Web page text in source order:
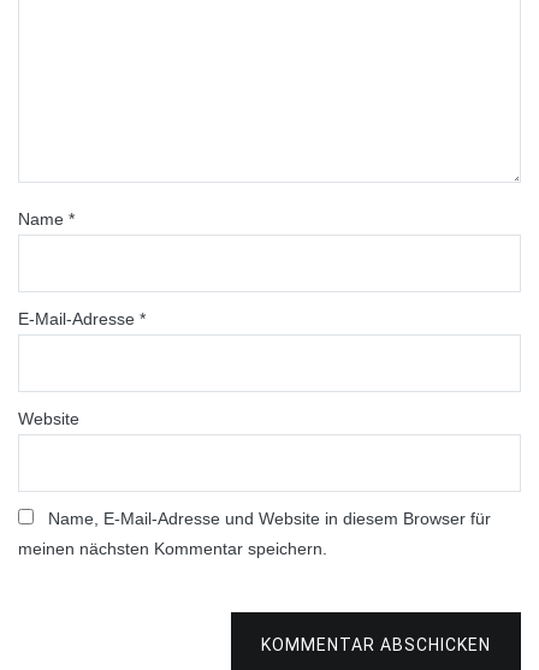
Name *
E-Mail-Adresse *
Website
Name, E-Mail-Adresse und Website in diesem Browser für
meinen nächsten Kommentar speichern.
KOMMENTAR ABSCHICKEN